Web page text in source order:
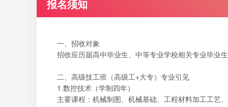
报名须知
一、招收对象
招收应历届高中毕业生、中等专业学校相关专业毕业
二、高级技工班（高级工+大专）专业引见
1.数控技术（学制四年）
主要课程：机械制图、机械基础、工程材料加工工艺